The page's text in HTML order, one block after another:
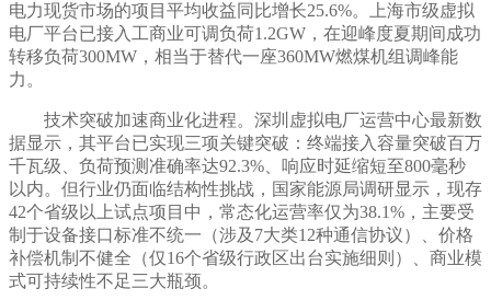
电力现货市场的项目平均收益同比增长25.6%。上海市级虚拟
电厂平台已接入工商业可调负荷1.2GW，在迎峰度夏期间成功
转移负荷300MW，相当于替代一座360MW燃煤机组调峰能
力。
技术突破加速商业化进程。深圳虚拟电厂运营中心最新数
据显示，其平台已实现三项关键突破：终端接入容量突破百万
千瓦级、负荷预测准确率达92.3%、响应时延缩短至800毫秒
以内。但行业仍面临结构性挑战，国家能源局调研显示，现存
42个省级以上试点项目中，常态化运营率仅为38.1%，主要受
制于设备接口标准不统一（涉及7大类12种通信协议）、价格
补偿机制不健全（仅16个省级行政区出台实施细则）、商业模
式可持续性不足三大瓶颈。